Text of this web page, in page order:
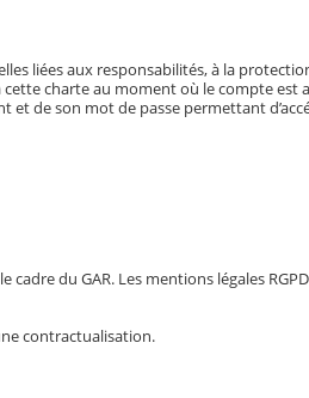
liées aux responsabilités, à la
charte au moment où le compte est
de son mot de passe permettant
du GAR. Les mentions légales
contractualisation.